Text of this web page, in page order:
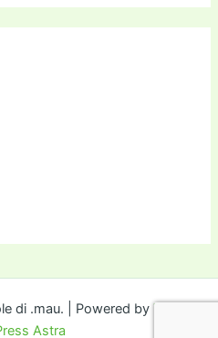
di .mau. | Powered by Tema
Astra